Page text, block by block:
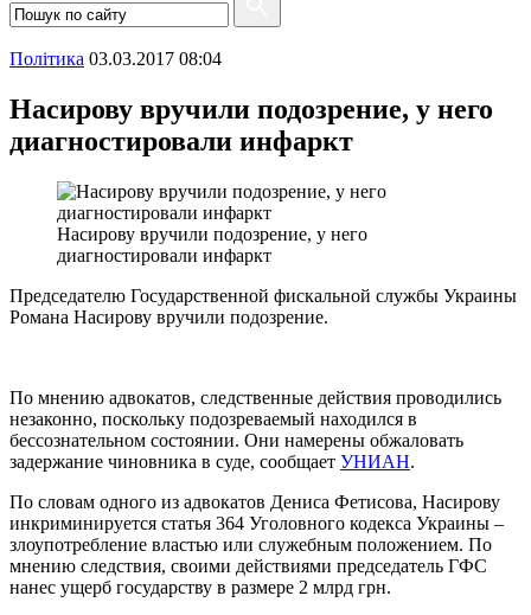
Полiтика 03.03.2017 08:04
Насирову вручили подозрение, у него
диагностировали инфаркт
Насирову вручили подозрение, у него
диагностировали инфаркт
Председателю Государственной фискальной службы Украины
Романа Насирову вручили подозрение.
По мнению адвокатов, следственные действия проводились
незаконно, поскольку подозреваемый находился в
бессознательном состоянии. Они намерены обжаловать
задержание чиновника в суде, сообщает УНИАН.
По словам одного из адвокатов Дениса Фетисова, Насирову
инкриминируется статья 364 Уголовного кодекса Украины –
злоупотребление властью или служебным положением. По
мнению следствия, своими действиями председатель ГФС
нанес ущерб государству в размере 2 млрд грн.